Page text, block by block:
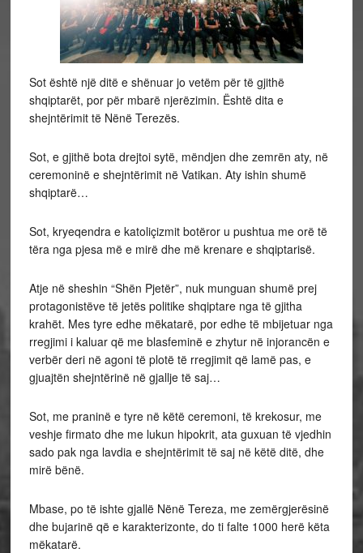
Sot është një ditë e shënuar jo vetëm për të gjithë
shqiptarët, por për mbarë njerëzimin. Është dita e
shejntërimit të Nënë Terezës.
Sot, e gjithë bota drejtoi sytë, mëndjen dhe zemrën aty, në
ceremoninë e shejntërimit në Vatikan. Aty ishin shumë
shqiptarë…
Sot, kryeqendra e katoliçizmit botëror u pushtua me orë të
tëra nga pjesa më e mirë dhe më krenare e shqiptarisë.
Atje në sheshin “Shën Pjetër”, nuk munguan shumë prej
protagonistëve të jetës politike shqiptare nga të gjitha
krahët. Mes tyre edhe mëkatarë, por edhe të mbijetuar nga
rregjimi i kaluar që me blasfeminë e zhytur në injorancën e
verbër deri në agoni të plotë të rregjimit që lamë pas, e
gjuajtën shejntërinë në gjallje të saj…
Sot, me praninë e tyre në këtë ceremoni, të krekosur, me
veshje firmato dhe me lukun hipokrit, ata guxuan të vjedhin
sado pak nga lavdia e shejntërimit të saj në këtë ditë, dhe
mirë bënë.
Mbase, po të ishte gjallë Nënë Tereza, me zemërgjerësinë
dhe bujarinë që e karakterizonte, do ti falte 1000 herë këta
mëkatarë.